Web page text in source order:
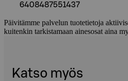
6408487551437
Päivitämme palvelun tuotetietoja
kuitenkin tarkistamaan ainesosat aina
Katso myös